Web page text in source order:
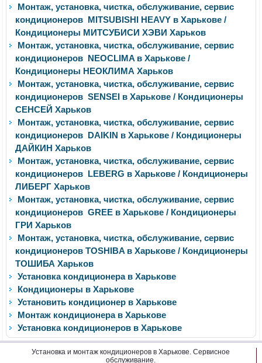
Монтаж, установка, чистка, обслуживание, сервис
кондиционеров MITSUBISHI HEAVY в Харькове /
Кондиционеры МИТСУБИСИ ХЭВИ Харьков
Монтаж, установка, чистка, обслуживание, сервис
кондиционеров NEOCLIMA в Харькове /
Кондиционеры НЕОКЛИМА Харьков
Монтаж, установка, чистка, обслуживание, сервис
кондиционеров SENSEI в Харькове / Кондиционеры
СЕНСЕЙ Харьков
Монтаж, установка, чистка, обслуживание, сервис
кондиционеров DAIKIN в Харькове / Кондиционеры
ДАЙКИН Харьков
Монтаж, установка, чистка, обслуживание, сервис
кондиционеров LEBERG в Харькове / Кондиционеры
ЛИБЕРГ Харьков
Монтаж, установка, чистка, обслуживание, сервис
кондиционеров GREE в Харькове / Кондиционеры
ГРИ Харьков
Монтаж, установка, чистка, обслуживание, сервис
кондиционеров TOSHIBA в Харькове / Кондиционеры
ТОШИБА Харьков
Установка кондиционера в Харькове
Кондиционеры в Харькове
Установить кондиционер в Харькове
Монтаж кондиционера в Харькове
Установка кондиционеров в Харькове
Установка и монтаж кондиционеров в Харькове. Сервисное
обслуживание.